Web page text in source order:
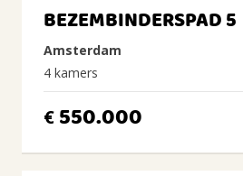
BEZEMBINDERSPAD 5
Amsterdam
4 kamers
€ 550.000